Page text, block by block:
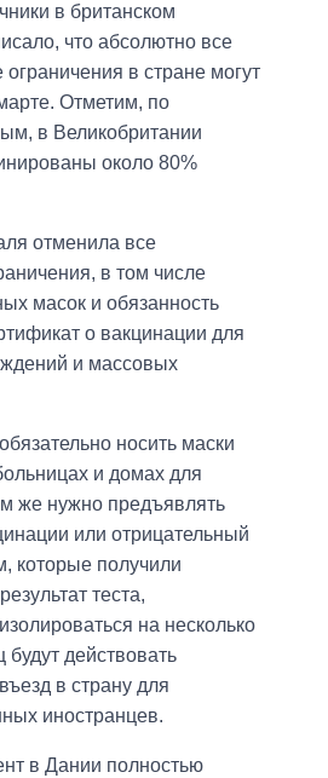
в британском
что абсолютно все
в стране могут
Отметим, по
в Великобритании
около 80%
отменила все
в том числе
масок и обязанность
о вакцинации для
и массовых
носить маски
и домах для
же нужно предъявлять
или отрицательный
которые получили
теста,
на несколько
действовать
в страну для
иностранцев.
в Дании полностью